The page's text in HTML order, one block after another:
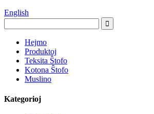
English
Hejmo
Produktoj
Teksita Ŝtofo
Kotona Ŝtofo
Muslino
Kategorioj